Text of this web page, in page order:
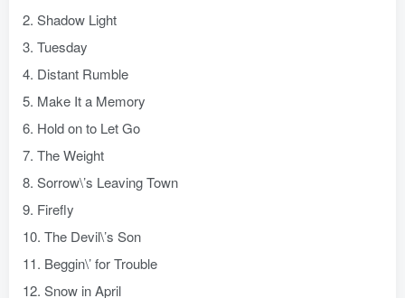
2. Shadow Light
3. Tuesday
4. Distant Rumble
5. Make It a Memory
6. Hold on to Let Go
7. The Weight
8. Sorrow\’s Leaving Town
9. Firefly
10. The Devil\’s Son
11. Beggin\’ for Trouble
12. Snow in April